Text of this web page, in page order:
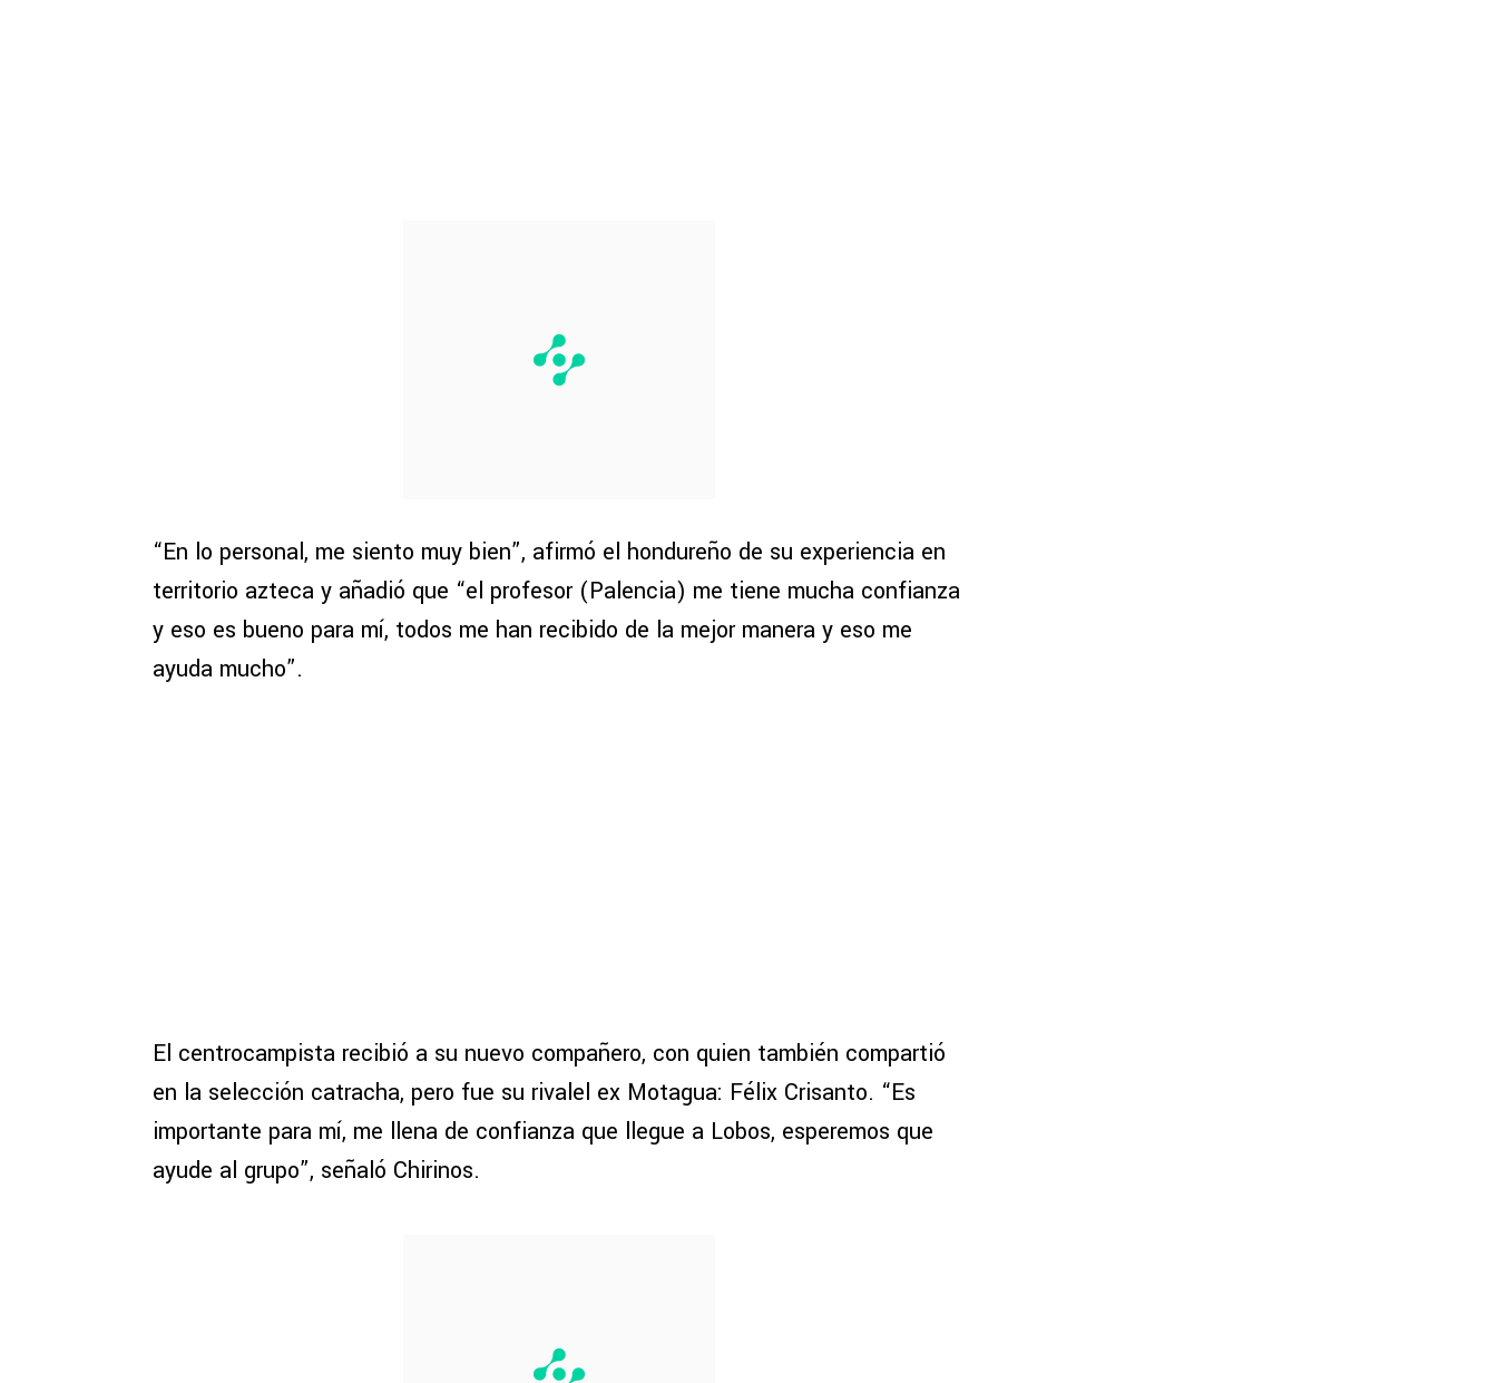
“En lo personal, me siento muy bien”, afirmó el hondureño de su experiencia en
territorio azteca y añadió que “el profesor (Palencia) me tiene mucha confianza
y eso es bueno para mí, todos me han recibido de la mejor manera y eso me
ayuda mucho”.
El centrocampista recibió a su nuevo compañero, con quien también compartió
en la selección catracha, pero fue su rivalel ex Motagua: Félix Crisanto. “Es
importante para mí, me llena de confianza que llegue a Lobos, esperemos que
ayude al grupo”, señaló Chirinos.